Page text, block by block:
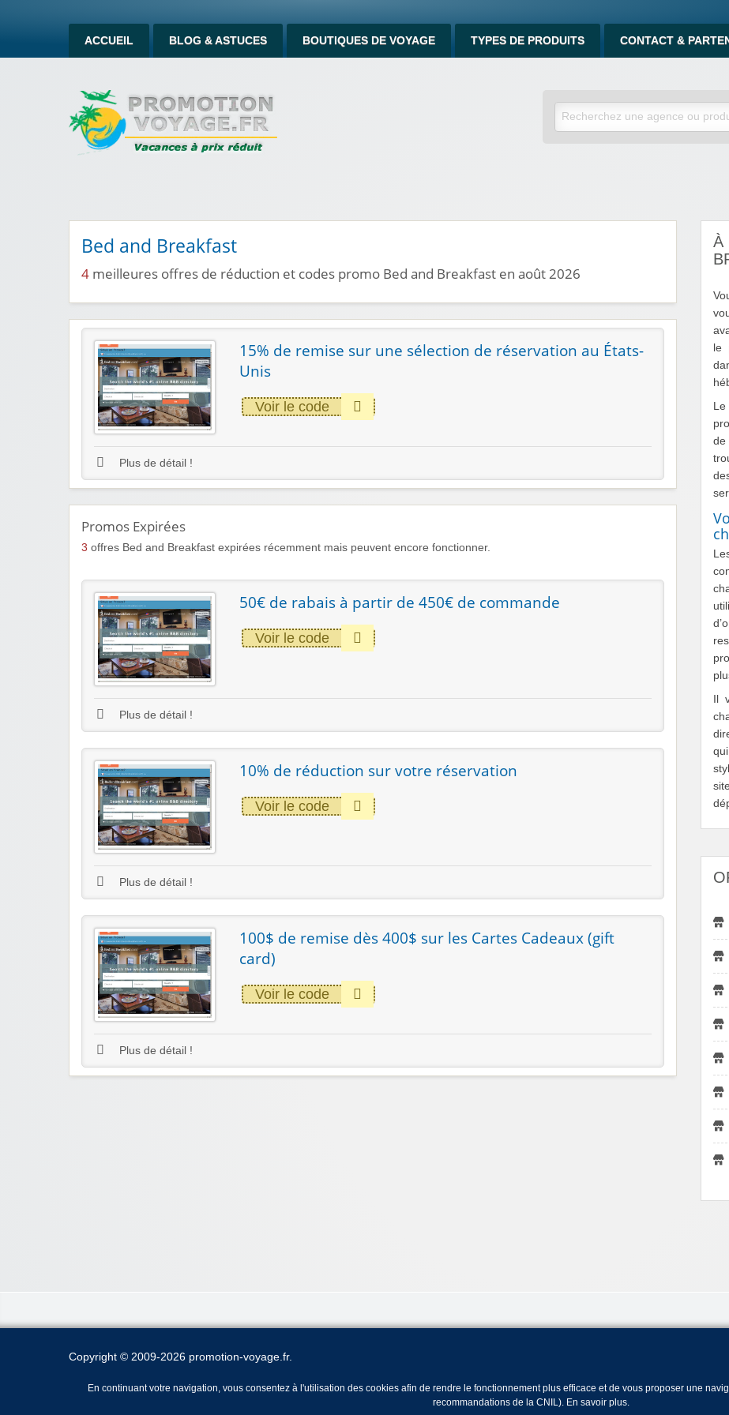
ACCUEIL BLOG & ASTUCES BOUTIQUES DE VOYAGE TYPES DE PRODUITS CONTACT &
Bed and Breakfast
4 meilleures offres de réduction et codes promo Bed and Breakfast en août 2026
15% de remise sur une sélection de réservation au États-
Unis
Voir le code
Plus de détail !
Promos Expirées
3 offres Bed and Breakfast expirées récemment mais peuvent encore fonctionner.
50€ de rabais à partir de 450€ de commande
Voir le code
Plus de détail !
10% de réduction sur votre réservation
Voir le code
Plus de détail !
100$ de remise dès 400$ sur les Cartes Cadeaux (gift
card)
Voir le code
Plus de détail !
À
le
de
Il
Copyright © 2009-2026 promotion-voyage.fr.
En continuant votre navigation, vous consentez à l'utilisation des cookies afin de rendre le fonctionnement plus efficace et de vous proposer une
recommandations de la CNIL). En savoir plus.